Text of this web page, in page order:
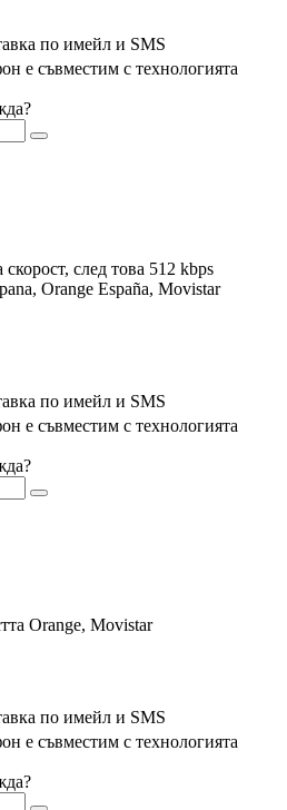
по имейл и SMS
е съвместим с технологията
след това 512 kbps
Orange España, Movistar
по имейл и SMS
е съвместим с технологията
Orange, Movistar
по имейл и SMS
е съвместим с технологията